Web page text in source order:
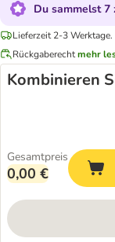
Du sammelst 7
Lieferzeit 2-3 Werktage.
Rückgaberechtmehr
Kombinieren
Gesamtpreis
0,00 €